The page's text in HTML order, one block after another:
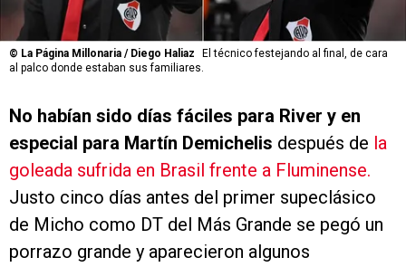
© La Página Millonaria / Diego Haliaz
El técnico festejando al final, de cara
al palco donde estaban sus familiares.
No habían sido días fáciles para River y en
especial para Martín Demichelis después de la
goleada sufrida en Brasil frente a Fluminense.
Justo cinco días antes del primer supeclásico
de Micho como DT del Más Grande se pegó un
porrazo grande y aparecieron algunos